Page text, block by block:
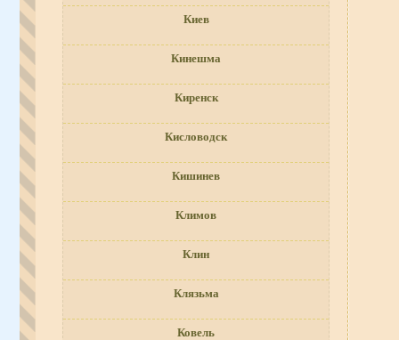
Киев
Кинешма
Киренск
Кисловодск
Кишинев
Климов
Клин
Клязьма
Ковель